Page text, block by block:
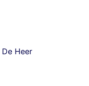
De Heer